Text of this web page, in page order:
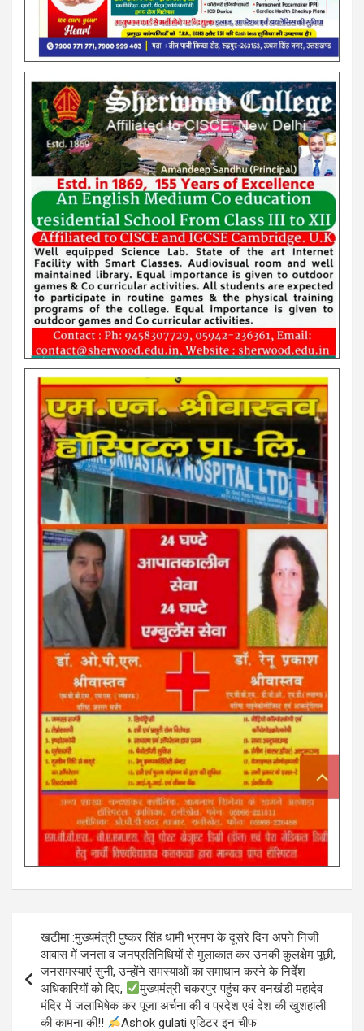
navigation
खटीमा :मुख्यमंत्री पुष्कर सिंह धामी भ्रमण के दूसरे दिन अपने निजी
आवास में जनता व जनप्रतिनिधियों से मुलाकात कर उनकी कुलक्षेम पूछी,
जनसमस्याएं सुनी, उन्होंने समस्याओं का समाधान करने के निर्देश
अधिकारियों को दिए,
मुख्यमंत्री चकरपुर पहुंच कर वनखंडी महादेव
मंदिर में जलाभिषेक कर पूजा अर्चना की व प्रदेश एवं देश की खुशहाली
की कामना की!!
Ashok gulati एडिटर इन चीफ